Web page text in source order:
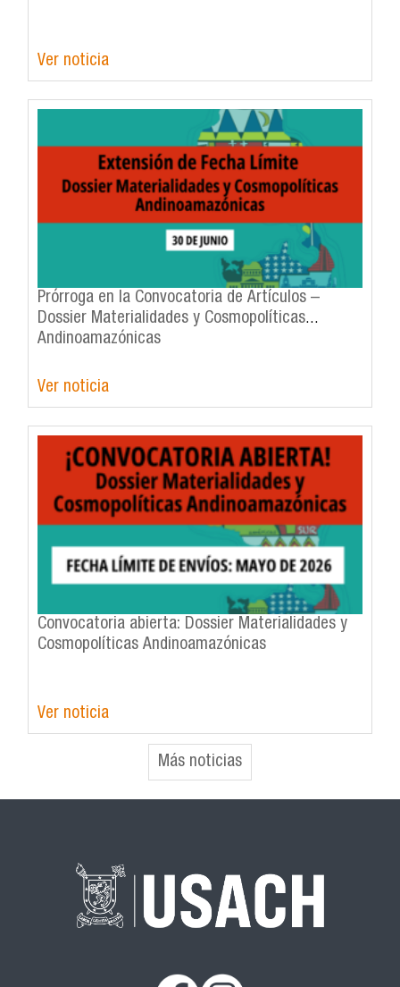
Ver noticia
Prórroga en la Convocatoria de Artículos –
Dossier Materialidades y Cosmopolíticas
Andinoamazónicas
Ver noticia
Convocatoria abierta: Dossier Materialidades y
Cosmopolíticas Andinoamazónicas
Ver noticia
Más noticias